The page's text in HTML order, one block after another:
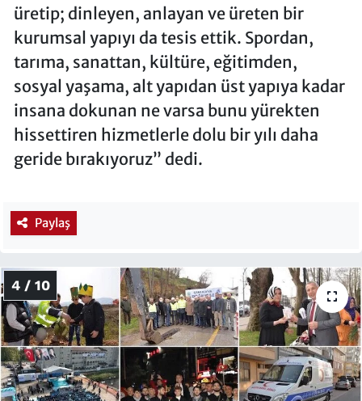
üretip; dinleyen, anlayan ve üreten bir
kurumsal yapıyı da tesis ettik. Spordan,
tarıma, sanattan, kültüre, eğitimden,
sosyal yaşama, alt yapıdan üst yapıya kadar
insana dokunan ne varsa bunu yürekten
hissettiren hizmetlerle dolu bir yılı daha
geride bırakıyoruz” dedi.
Paylaş
4 / 10